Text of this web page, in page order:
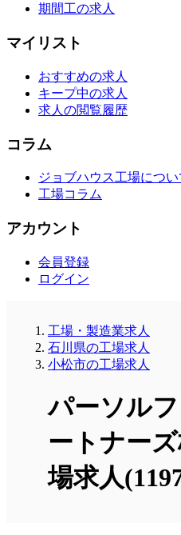
期間工の求人
マイリスト
おすすめの求人
キープ中の求人
求人の閲覧履歴
コラム
ジョブハウス工場につい
工場コラム
アカウント
会員登録
ログイン
工場・製造業求人
石川県の工場求人
小松市の工場求人
パーソル
ートナー
場求人